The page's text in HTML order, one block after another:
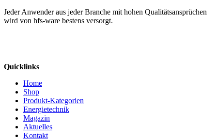
Jeder Anwender aus jeder Branche mit hohen Qualitätsansprüchen
wird von hfs-ware bestens versorgt.
Quicklinks
Home
Shop
Produkt-Kategorien
Energietechnik
Magazin
Aktuelles
Kontakt